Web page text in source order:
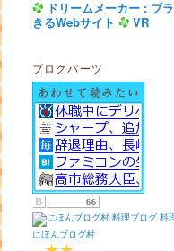
ドリームメーカー : ブ
きるWebサイト
VR
ブログパーツ
にほんブログ村